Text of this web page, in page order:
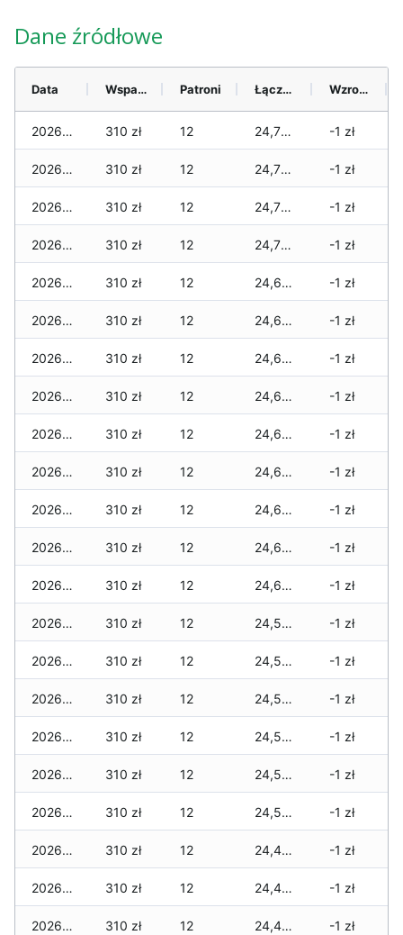
Dane źródłowe
Data Wsparcie Patroni Łącznie Wzrost (28 dni)
2026-08-08 310 zł 12 24,717 zł -1 zł
2026-08-07 310 zł 12 24,717 zł -1 zł
2026-08-06 310 zł 12 24,717 zł -1 zł
2026-08-05 310 zł 12 24,717 zł -1 zł
2026-08-04 310 zł 12 24,685 zł -1 zł
2026-08-03 310 zł 12 24,685 zł -1 zł
2026-08-02 310 zł 12 24,685 zł -1 zł
2026-08-01 310 zł 12 24,685 zł -1 zł
2026-07-31 310 zł 12 24,685 zł -1 zł
2026-07-29 310 zł 12 24,677 zł -1 zł
2026-07-28 310 zł 12 24,677 zł -1 zł
2026-07-27 310 zł 12 24,661 zł -1 zł
2026-07-26 310 zł 12 24,661 zł -1 zł
2026-07-24 310 zł 12 24,581 zł -1 zł
2026-07-23 310 zł 12 24,581 zł -1 zł
2026-07-22 310 zł 12 24,565 zł -1 zł
2026-07-21 310 zł 12 24,557 zł -1 zł
2026-07-20 310 zł 12 24,557 zł -1 zł
2026-07-18 310 zł 12 24,557 zł -1 zł
2026-07-17 310 zł 12 24,426 zł -1 zł
2026-07-16 310 zł 12 24,426 zł -1 zł
2026-07-15 310 zł 12 24,426 zł -1 zł